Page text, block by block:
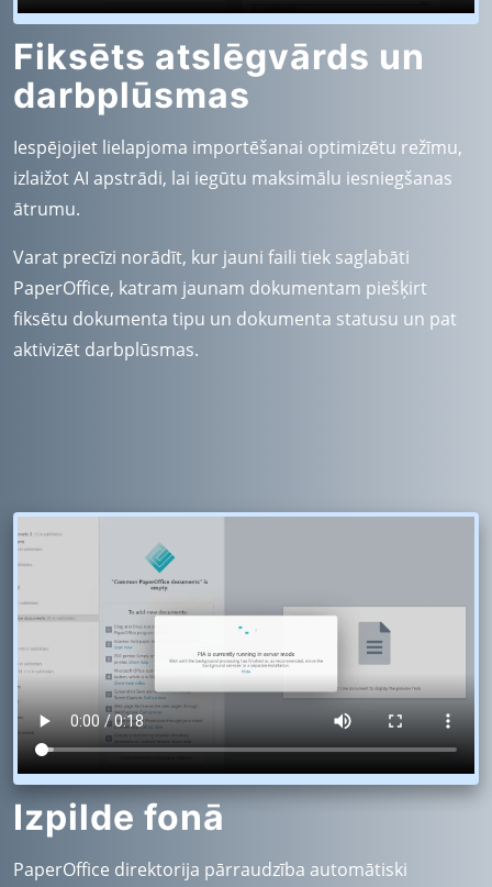
Fiksēts atslēgvārds un
darbplūsmas
Iespējojiet lielapjoma importēšanai optimizētu režīmu,
izlaižot AI apstrādi, lai iegūtu maksimālu iesniegšanas
ātrumu.
Varat precīzi norādīt, kur jauni faili tiek saglabāti
PaperOffice, katram jaunam dokumentam piešķirt
fiksētu dokumenta tipu un dokumenta statusu un pat
aktivizēt darbplūsmas.
Izpilde fonā
PaperOffice direktorija pārraudzība automātiski